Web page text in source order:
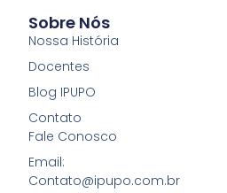
Sobre Nós
Nossa História
Docentes
Blog IPUPO
Contato
Fale Conosco
Email:
Contato@ipupo.com.br